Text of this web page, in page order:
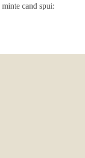
cand spui: